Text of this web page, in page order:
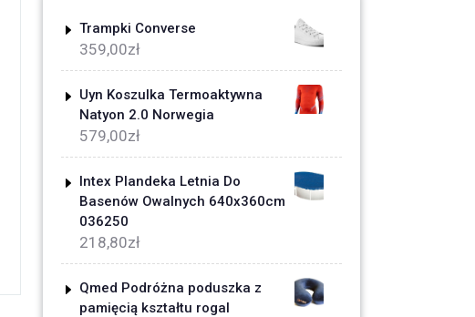
Trampki Converse
359,00zł
Uyn Koszulka Termoaktywna
Natyon 2.0 Norwegia
579,00zł
Intex Plandeka Letnia Do
Basenów Owalnych 640x360cm
036250
218,80zł
Qmed Podróżna poduszka z
pamięcią kształtu rogal